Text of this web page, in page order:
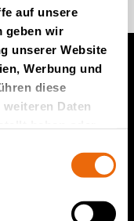
auf unsere
geben wir
unserer Website
Werbung und
diese
Daten